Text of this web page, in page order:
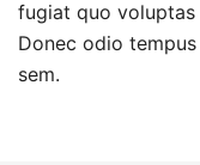
fugiat quo voluptas
Donec odio
sem.